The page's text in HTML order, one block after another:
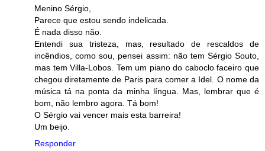
Menino Sérgio,
Parece que estou sendo indelicada.
É nada disso não.
Entendi sua tristeza, mas, resultado de rescaldos de
incêndios, como sou, pensei assim: não tem Sérgio Souto,
mas tem Villa-Lobos. Tem um piano do caboclo faceiro que
chegou diretamente de Paris para comer a Idel. O nome da
música tá na ponta da minha língua. Mas, lembrar que é
bom, não lembro agora. Tá bom!
O Sérgio vai vencer mais esta barreira!
Um beijo.
Responder